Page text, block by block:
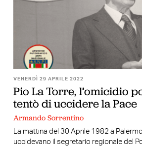
VENERDÌ 29 APRILE 2022
Pio La Torre, l’omicidio
tentò di uccidere la Pace
Armando Sorrentino
La mattina del 30 Aprile 1982 a
uccidevano il segretario regionale del